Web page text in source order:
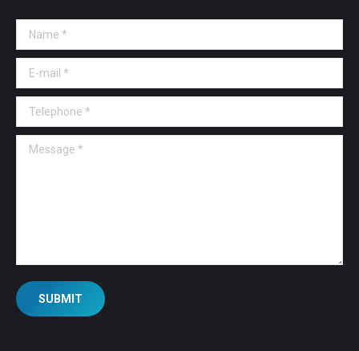
Name *
E-mail *
Telephone *
Message *
SUBMIT